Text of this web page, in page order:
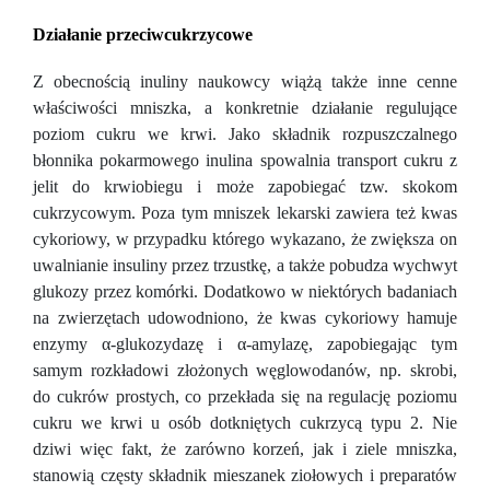
Działanie przeciwcukrzycowe
Z obecnością inuliny naukowcy wiążą także inne cenne
właściwości mniszka, a konkretnie działanie regulujące
poziom cukru we krwi. Jako składnik rozpuszczalnego
błonnika pokarmowego inulina spowalnia transport cukru z
jelit do krwiobiegu i może zapobiegać tzw. skokom
cukrzycowym. Poza tym mniszek lekarski zawiera też kwas
cykoriowy, w przypadku którego wykazano, że zwiększa on
uwalnianie insuliny przez trzustkę, a także pobudza wychwyt
glukozy przez komórki. Dodatkowo w niektórych badaniach
na zwierzętach udowodniono, że kwas cykoriowy hamuje
enzymy α-glukozydazę i α-amylazę, zapobiegając tym
samym rozkładowi złożonych węglowodanów, np. skrobi,
do cukrów prostych, co przekłada się na regulację poziomu
cukru we krwi u osób dotkniętych cukrzycą typu 2. Nie
dziwi więc fakt, że zarówno korzeń, jak i ziele mniszka,
stanowią częsty składnik mieszanek ziołowych i preparatów